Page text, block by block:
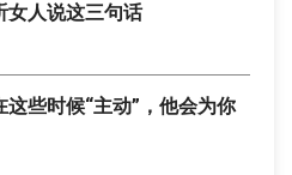
女人说这三句话
些时候“主动”，他会为你